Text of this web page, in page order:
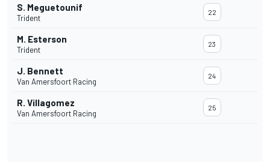
S. Meguetounif
Trident
22
M. Esterson
Trident
23
J. Bennett
Van Amersfoort Racing
24
R. Villagomez
Van Amersfoort Racing
25